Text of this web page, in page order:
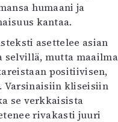
humaani ja
kantaa.
asettelee asian
selvillä, mutta maailma
positiivisen,
Varsinaisiin kliseisiin
se verkkaisista
rivakasti juuri